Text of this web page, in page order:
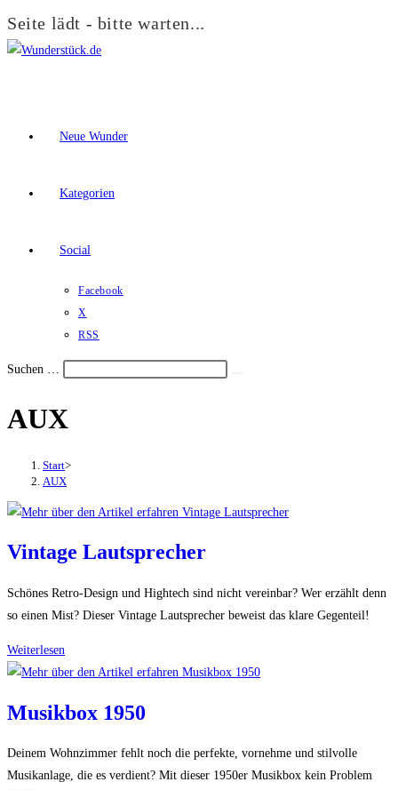
Seite lädt - bitte warten...
Zum
Neue Wunder
Kategorien
Social
Facebook
X
RSS
Suchen …
den
das
aus-
einzuklappen
AUX
Start>
AUX
Vintage Lautsprecher
Schönes Retro-Design und Hightech sind nicht vereinbar? Wer erzählt denn
so einen Mist? Dieser Vintage Lautsprecher beweist das klare Gegenteil!
Weiterlesen
Lautsprecher
Musikbox 1950
Deinem Wohnzimmer fehlt noch die perfekte, vornehme und stilvolle
Musikanlage, die es verdient? Mit dieser 1950er Musikbox kein Problem